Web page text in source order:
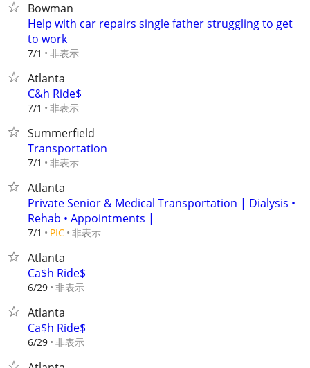
Bowman
Help with car repairs single father struggling to get
to work
7/1 非表示
Atlanta
C&h Ride$
7/1 非表示
Summerfield
Transportation
7/1 非表示
Atlanta
Private Senior & Medical Transportation | Dialysis •
Rehab • Appointments |
7/1 PIC 非表示
Atlanta
Ca$h Ride$
6/29 非表示
Atlanta
Ca$h Ride$
6/29 非表示